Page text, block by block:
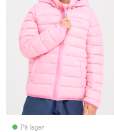
På lager